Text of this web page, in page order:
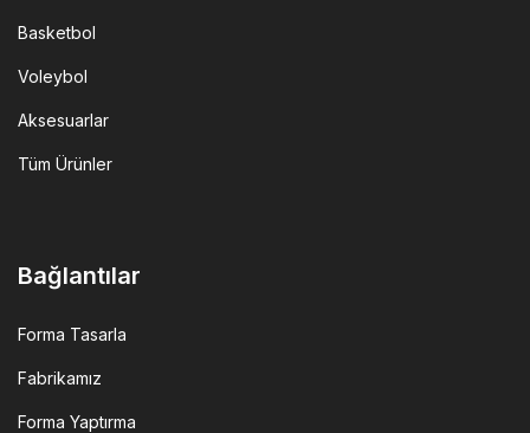
Basketbol
Voleybol
Aksesuarlar
Tüm Ürünler
Bağlantılar
Forma Tasarla
Fabrikamız
Forma Yaptırma